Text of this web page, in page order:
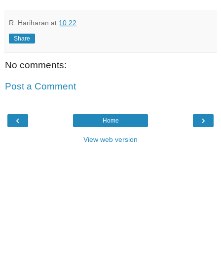
R. Hariharan at 10:22
Share
No comments:
Post a Comment
‹ ›
Home
View web version